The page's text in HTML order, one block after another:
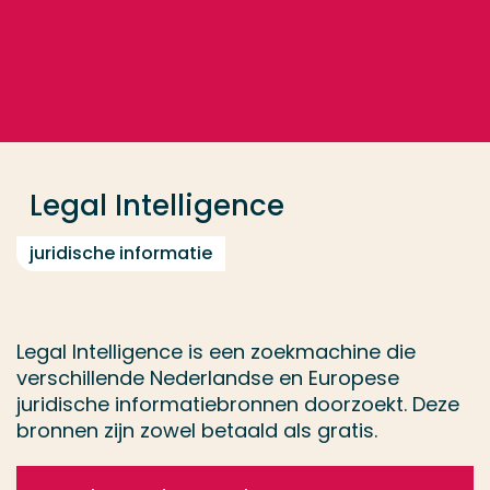
Legal Intelligence
juridische informatie
Legal Intelligence is een zoekmachine die
verschillende Nederlandse en Europese
juridische informatiebronnen doorzoekt. Deze
bronnen zijn zowel betaald als gratis.
Opleiding
Contact